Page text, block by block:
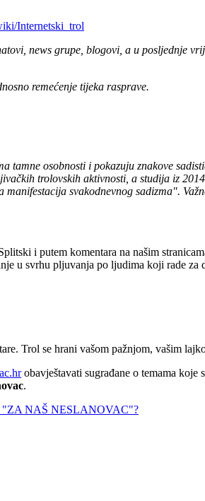
Internetski_trol
news grupe, blogovi, a u posljednje
remećenje tijeka rasprave.
osobnosti i pokazuju znakove
trolovskih aktivnosti, a studija iz
svakodnevnog sadizma".
i putem komentara na našim
u svrhu pljuvanja po ljudima koji rade za
Trol se hrani vašom pažnjom, vašim
obavještavati sugrađane o temama koje
.
"ZA NAŠ NESLANOVAC"?